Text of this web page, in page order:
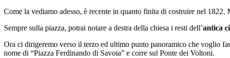
Come la vediamo adesso, è recente in quanto finita di costruire nel
Sempre sulla piazza, potrai notare a destra della chiesa i resti dell’antica
Ora ci dirigeremo verso il terzo ed ultimo punto panoramico che voglio
nome di “Piazza Ferdinando di Savoia” e corre sul Ponte dei Voltoni.